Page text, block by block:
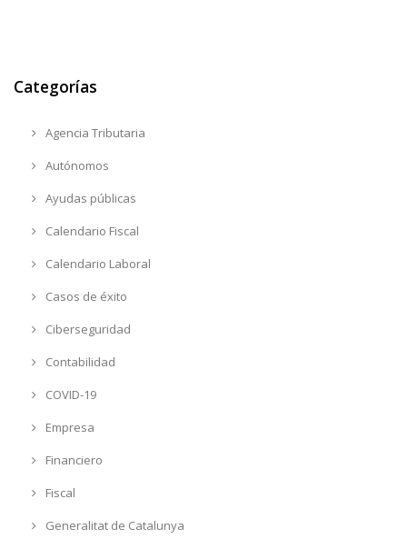
Categorías
Agencia Tributaria
Autónomos
Ayudas públicas
Calendario Fiscal
Calendario Laboral
Casos de éxito
Ciberseguridad
Contabilidad
COVID-19
Empresa
Financiero
Fiscal
Generalitat de Catalunya